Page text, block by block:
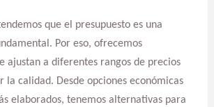
que el presupuesto es una
Por eso, ofrecemos
ajustan a diferentes rangos de precios
la calidad. Desde opciones económicas
elaborados, tenemos alternativas para